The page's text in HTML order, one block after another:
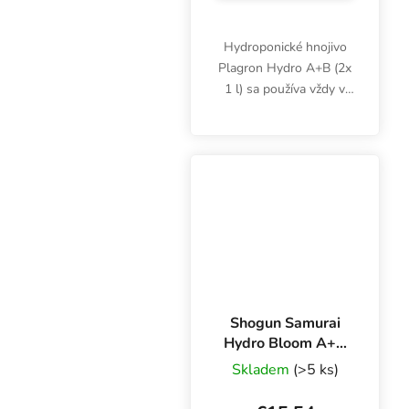
Hydroponické hnojivo
Plagron Hydro A+B (2x
1 l) sa používa vždy v
Shogun Samurai
Hydro Bloom A+B
1 l, základné
hnojivo pre
kvetinový HW
Skladem (>5 ks)